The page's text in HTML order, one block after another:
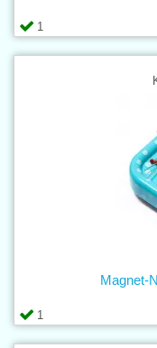
1
1
Magnet-